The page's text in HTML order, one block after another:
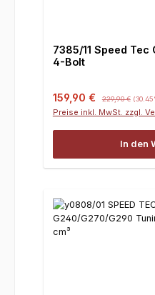
7385/11 Speed
4-Bolt
Verkaufspreis:
159,90 € 229,90 €
Preise inkl. MwSt. zzgl.
In den